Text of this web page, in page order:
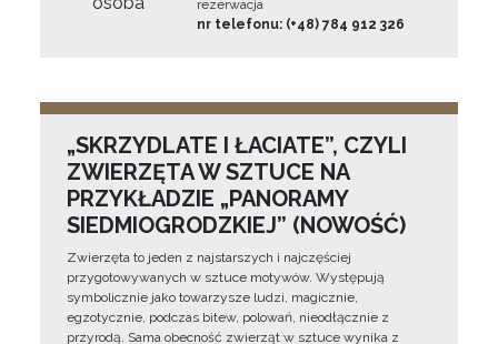
rezerwacja
nr telefonu: (+48) 784 912 326
„SKRZYDLATE I ŁACIATE”, CZYLI
ZWIERZĘTA W SZTUCE NA
PRZYKŁADZIE „PANORAMY
SIEDMIOGRODZKIEJ” (NOWOŚĆ)
Zwierzęta to jeden z najstarszych i najczęściej
przygotowywanych w sztuce motywów. Występują
symbolicznie jako towarzysze ludzi, magicznie,
egzotycznie, podczas bitew, polowań, nieodłącznie z
przyrodą. Sama obecność zwierząt w sztuce wynika z